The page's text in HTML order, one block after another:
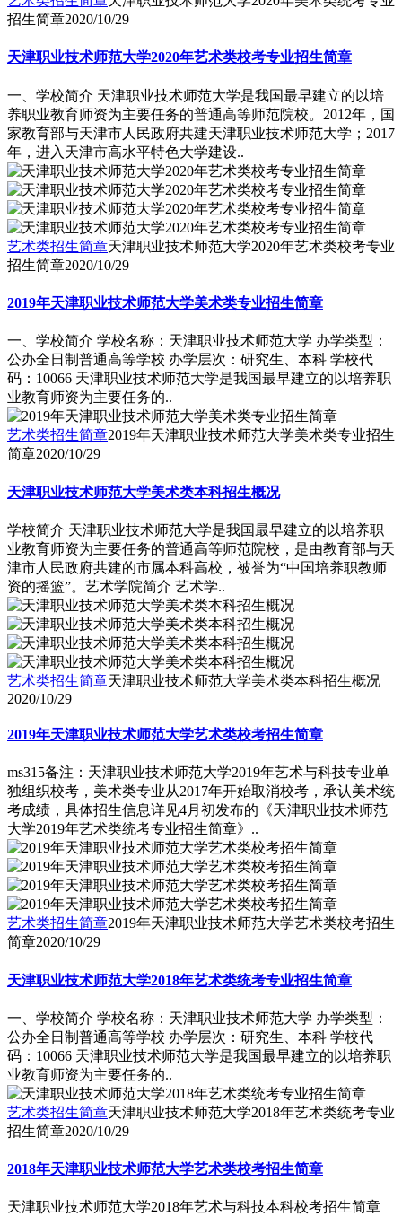
招生简章2020/10/29
天津职业技术师范大学2020年艺术类校考专业招生简章
一、学校简介 天津职业技术师范大学是我国最早建立的以培
养职业教育师资为主要任务的普通高等师范院校。2012年，国
家教育部与天津市人民政府共建天津职业技术师范大学；2017
年，进入天津市高水平特色大学建设..
艺术类招生简章天津职业技术师范大学2020年艺术类校考专业
招生简章2020/10/29
2019年天津职业技术师范大学美术类专业招生简章
一、学校简介 学校名称：天津职业技术师范大学 办学类型：
公办全日制普通高等学校 办学层次：研究生、本科 学校代
码：10066 天津职业技术师范大学是我国最早建立的以培养职
业教育师资为主要任务的..
艺术类招生简章2019年天津职业技术师范大学美术类专业招生
简章2020/10/29
天津职业技术师范大学美术类本科招生概况
学校简介 天津职业技术师范大学是我国最早建立的以培养职
业教育师资为主要任务的普通高等师范院校，是由教育部与天
津市人民政府共建的市属本科高校，被誉为“中国培养职教师
资的摇篮”。艺术学院简介 艺术学..
艺术类招生简章天津职业技术师范大学美术类本科招生概况
2020/10/29
2019年天津职业技术师范大学艺术类校考招生简章
ms315备注：天津职业技术师范大学2019年艺术与科技专业单
独组织校考，美术类专业从2017年开始取消校考，承认美术统
考成绩，具体招生信息详见4月初发布的《天津职业技术师范
大学2019年艺术类统考专业招生简章》..
艺术类招生简章2019年天津职业技术师范大学艺术类校考招生
简章2020/10/29
天津职业技术师范大学2018年艺术类统考专业招生简章
一、学校简介 学校名称：天津职业技术师范大学 办学类型：
公办全日制普通高等学校 办学层次：研究生、本科 学校代
码：10066 天津职业技术师范大学是我国最早建立的以培养职
业教育师资为主要任务的..
艺术类招生简章天津职业技术师范大学2018年艺术类统考专业
招生简章2020/10/29
2018年天津职业技术师范大学艺术类校考招生简章
天津职业技术师范大学2018年艺术与科技本科校考招生简章